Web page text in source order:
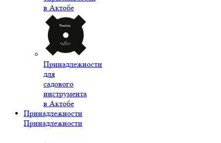
в Актобе
Принадлежности
для
садового
инструмента
в Актобе
Принадлежности
Принадлежности